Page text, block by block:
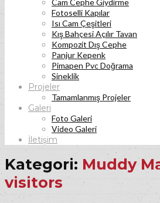
Cam Cephe Giydirme
Fotoselli Kapılar
Isı Cam Çeşitleri
Kış Bahçesi Açılır Tavan
Kompozit Dış Cephe
Panjur Kepenk
Pimapen Pvc Doğrama
Sineklik
Projeler
Tamamlanmış Projeler
Galeri
Foto Galeri
Video Galeri
İletişim
Kategori: Muddy
visitors